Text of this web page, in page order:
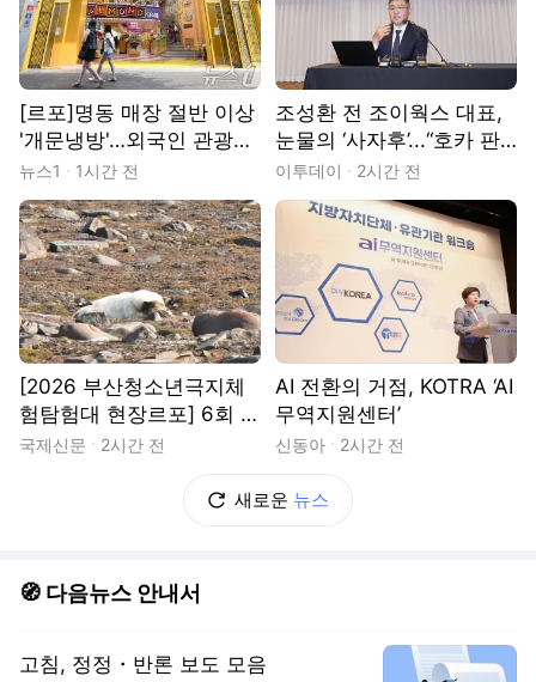
[르포]명동 매장 절반 이상
'개문냉방'…외국인 관광객
"시원하긴 하지만"
뉴스1 1시간 전
조성환 전 조이웍스 대표,
눈물의 ‘사자후’...“호카 판
권 탈취 노린 경쟁사가 기
획·폭행 유도”[현장]
이투데이 2시간 전
[2026 부산청소년극지체
험탐험대 현장르포] 6회 :
북극곰의 나라, 마을 밖으
국제신문 2시간 전
AI 전환의 거점, KOTRA ‘AI
무역지원센터’
신동아 2시간 전
새로운 뉴스
🧭 다음뉴스 안내서
고침, 정정・반론 보도 모음